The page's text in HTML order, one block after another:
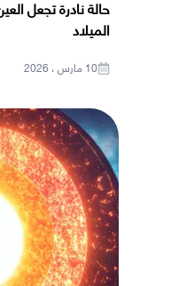
حالة نادرة تجعل
الميلاد
10 مارس ، 2026